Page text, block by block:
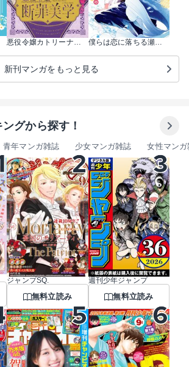
新刊マンガをもっと見る
グから探す！
青年マンガ雑誌 少女マンガ雑誌 女性マンガ
ジャンプSQ.
無料立読み
週刊少年ジャンプ
無料立読み